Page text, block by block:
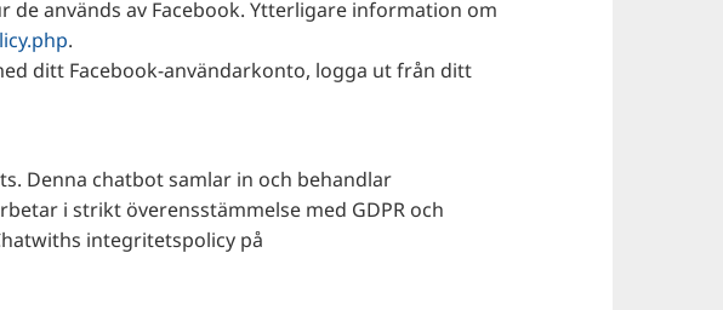
används av Facebook. Ytterligare information om
.
ditt Facebook-användarkonto, logga ut från ditt
Denna chatbot samlar in och behandlar
i strikt överensstämmelse med GDPR och
integritetspolicy på